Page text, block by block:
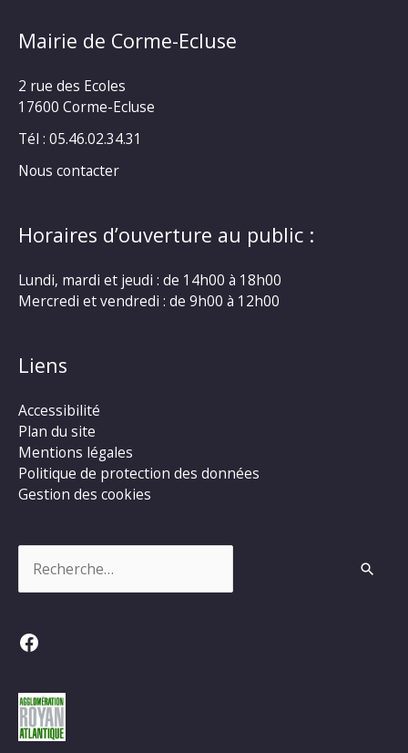
Mairie de Corme-Ecluse
2 rue des Ecoles
17600 Corme-Ecluse
Tél : 05.46.02.34.31
Nous contacter
Horaires d’ouverture au public :
Lundi, mardi et jeudi : de 14h00 à 18h00
Mercredi et vendredi : de 9h00 à 12h00
Liens
Accessibilité
Plan du site
Mentions légales
Politique de protection des données
Gestion des cookies
Facebook